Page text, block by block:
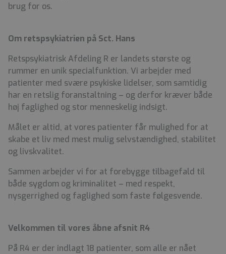
brug for os.
Om retspsykiatrien på Sct. Hans
Retspsykiatrisk Afdeling R er landets største og
rummer en unik specialfunktion. Vi arbejder med
patienter med svære psykiske lidelser, som samtidig
har en retslig foranstaltning – og derfor kræver både
høj faglighed og stor menneskelig indsigt.
Målet er altid, at vores patienter får mulighed for at
skabe et liv med mest mulig selvstændighed, stabilitet
og livskvalitet.
Sammen arbejder vi for at forebygge tilbagefald til
både sygdom og kriminalitet – med respekt,
nysgerrighed og faglighed som faste følgesvende.
Velkommen til vores åbne afsnit R4
På R4 er der indlagt 18 patienter, som alle er nået